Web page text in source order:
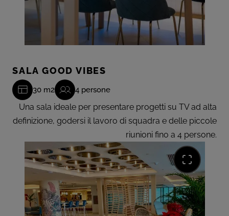
SALA GOOD VIBES
30 m2 4 persone
Una sala ideale per presentare progetti su TV ad alta
definizione, godersi il lavoro di squadra e delle piccole
riunioni fino a 4 persone.